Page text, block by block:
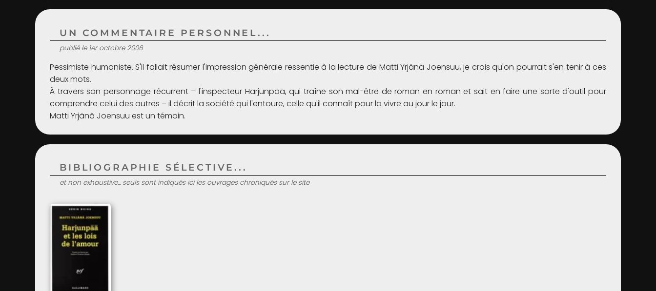
UN COMMENTAIRE PERSONNEL...
publié le 1er octobre 2006
Pessimiste humaniste. S'il fallait résumer l'impression générale ressentie à la lecture de Matti Yrjänä Joensuu, je crois qu'on pourrait s'en tenir à ces
deux mots.
À travers son personnage récurrent – l'inspecteur Harjunpää, qui traîne son mal-être de roman en roman et sait en faire une sorte d'outil pour
comprendre celui des autres – il décrit la société qui l'entoure, celle qu'il connaît pour la vivre au jour le jour.
Matti Yrjänä Joensuu est un témoin.
BIBLIOGRAPHIE SÉLECTIVE...
et non exhaustive... seuls sont indiqués ici les ouvrages chroniqués sur le site